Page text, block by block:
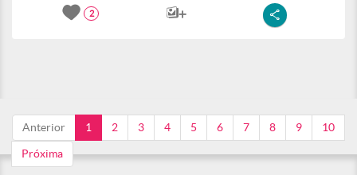
2
Anterior 1 2 3 4 5 6 7 8 9 10
Próxima